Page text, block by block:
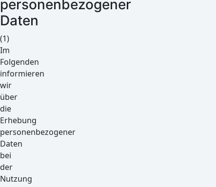
personenbezogener
Daten
(1)
Im
Folgenden
informieren
wir
über
die
Erhebung
personenbezogener
Daten
bei
der
Nutzung